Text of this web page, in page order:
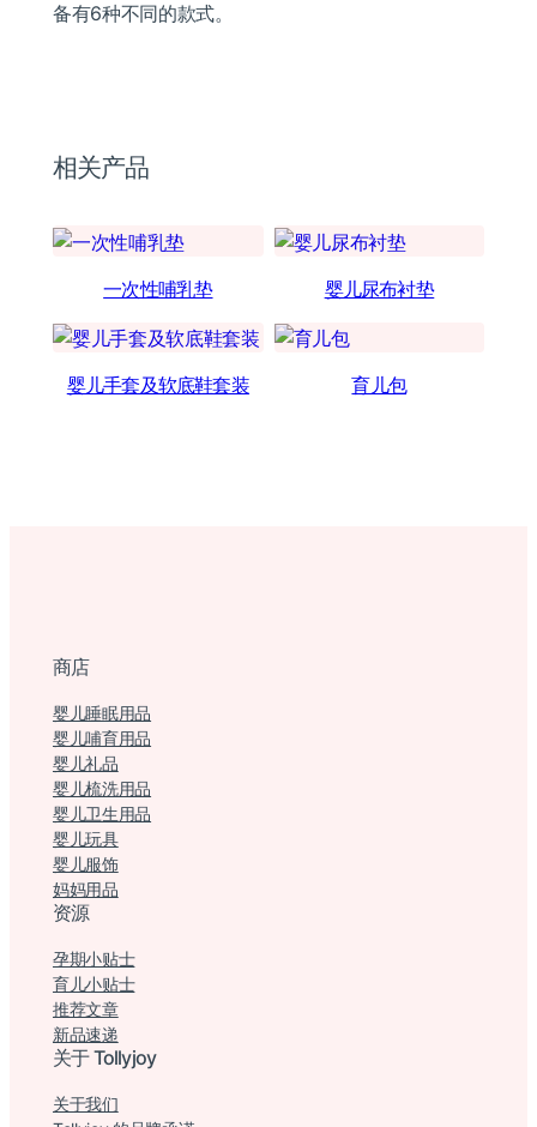
备有6种不同的款式。
相关产品
一次性哺乳垫 婴儿尿布衬垫
婴儿手套及软底鞋套装 育儿包
商店
婴儿睡眠用品
婴儿哺育用品
婴儿礼品
婴儿梳洗用品
婴儿卫生用品
婴儿玩具
婴儿服饰
妈妈用品
资源
孕期小贴士
育儿小贴士
推荐文章
新品速递
关于 Tollyjoy
关于我们